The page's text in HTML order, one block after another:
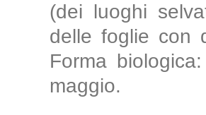
(dei luoghi
delle foglie con
Forma
maggio.